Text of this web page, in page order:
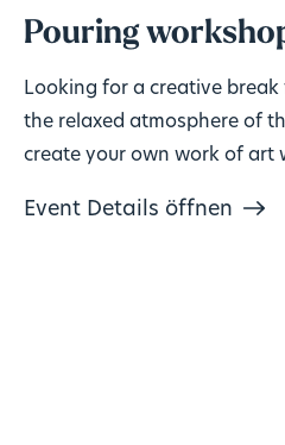
Pouring
Looking for a creative break
the relaxed atmosphere of
create your own work of art
Event Details öffnen